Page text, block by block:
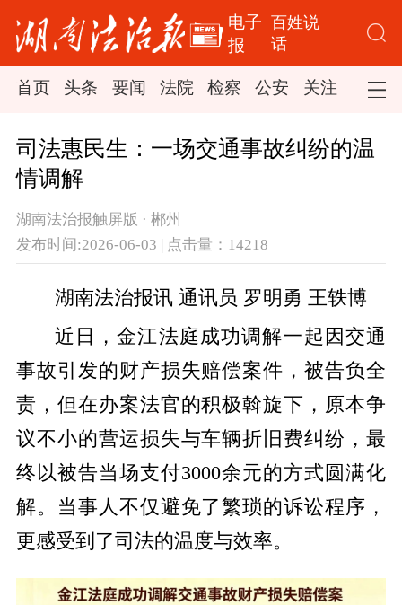
电子
报
百姓说
话
首页 头条 要闻 法院 检察 公安 关注 司法
司法惠民生：一场交通事故纠纷的温
情调解
湖南法治报触屏版 · 郴州
发布时间:2026-06-03 | 点击量：14218
湖南法治报讯 通讯员 罗明勇 王轶博
近日，金江法庭成功调解一起因交通
事故引发的财产损失赔偿案件，被告负全
责，但在办案法官的积极斡旋下，原本争
议不小的营运损失与车辆折旧费纠纷，最
终以被告当场支付3000余元的方式圆满化
解。当事人不仅避免了繁琐的诉讼程序，
更感受到了司法的温度与效率。